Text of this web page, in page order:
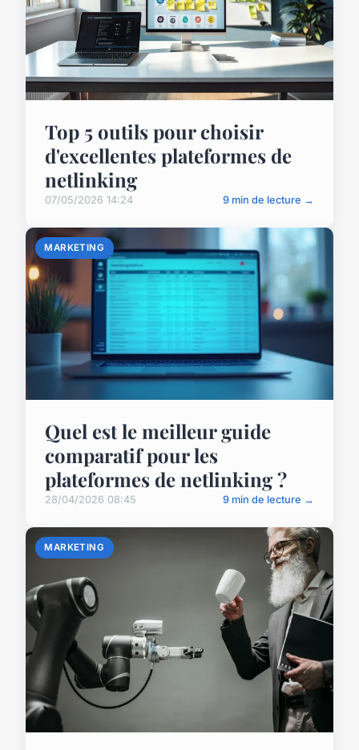
Top 5 outils pour choisir
d'excellentes plateformes de
netlinking
07/05/2026 14:24 9 min de lecture →
MARKETING
Quel est le meilleur guide
comparatif pour les
plateformes de netlinking ?
28/04/2026 08:45 9 min de lecture →
MARKETING